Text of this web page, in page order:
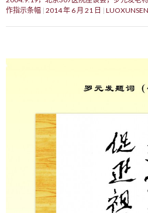
作指示条幅 2014 年 6 月 21 日 LUOXUNSEN